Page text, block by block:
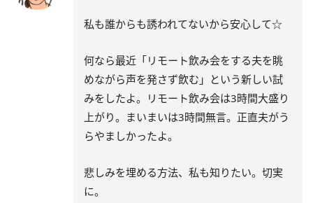
私も誰からも誘われてないから安心して☆
何なら最近「リモート飲み会をする夫を眺
めながら声を発さず飲む」という新しい試
みをしたよ。リモート飲み会は3時間大盛り
上がり。まいまいは3時間無言。正直夫がう
らやましかったよ。
悲しみを埋める方法、私も知りたい。切実
に。